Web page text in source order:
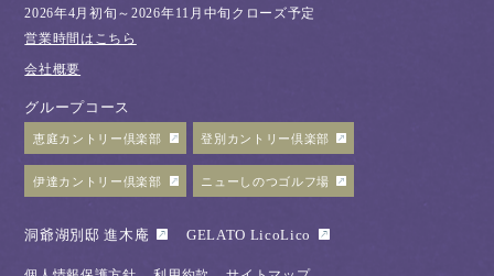
2026年4月初旬～2026年11月中旬クローズ予定
営業時間はこちら
会社概要
グループコース
恵庭カントリー倶楽部 登別カントリー倶楽部
伊達カントリー倶楽部 ニューしのつゴルフ場
洞爺湖別邸 進木庵 GELATO LicoLico